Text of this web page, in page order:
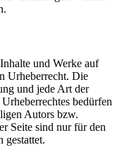
und Werke auf
Urheberrecht. Die
und jede Art der
bedürfen
Autors bzw.
Seite sind nur für den
gestattet.